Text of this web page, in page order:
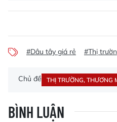
#Dâu tây giá rẻ #Thị
Chủ đề THỊ TRƯỜNG, THƯƠNG
BÌNH LUẬN